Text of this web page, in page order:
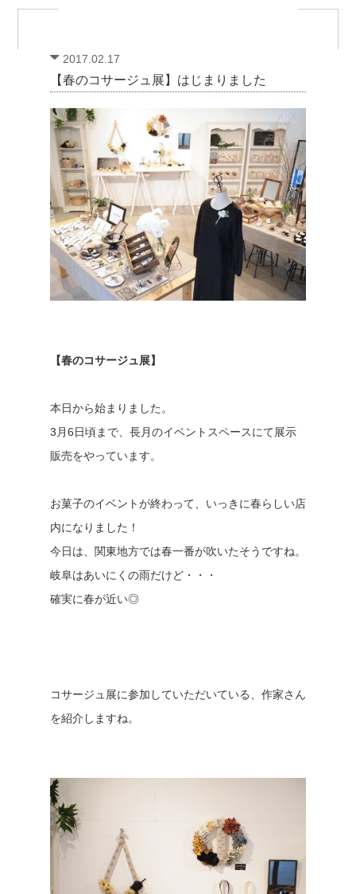
2017.02.17
【春のコサージュ展】はじまりました
【春のコサージュ展】
本日から始まりました。
3月6日頃まで、長月のイベントスペースにて展示
販売をやっています。
お菓子のイベントが終わって、いっきに春らしい店
内になりました！
今日は、関東地方では春一番が吹いたそうですね。
岐阜はあいにくの雨だけど・・・
確実に春が近い◎
コサージュ展に参加していただいている、作家さん
を紹介しますね。